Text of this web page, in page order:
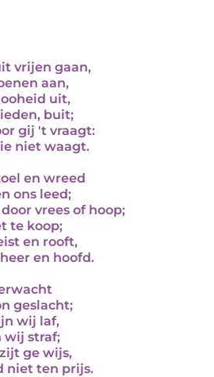
vrijen gaan,
aan,
uit,
buit;
gij 't vraagt:
niet waagt.
en wreed
ons leed;
vrees of hoop;
te koop;
en rooft,
en hoofd.
geslacht;
wij laf,
wij straf;
ge wijs,
niet ten prijs.